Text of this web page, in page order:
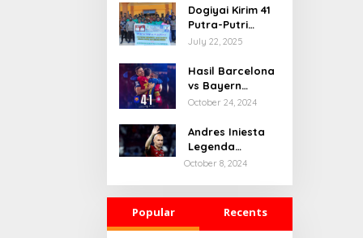
Tebai Resmi
Mulai
Musrenbang
Dogiyai Kirim 41
Putra-Putri
Terbaik ke India
Komitmen Nyata
Bupati Dogiyai
Mencetak
Depan
July 22, 2025
Hasil Barcelona
vs Bayern
Munchen: 4-1
October 24, 2024
Andres Iniesta
Legenda
Barcelona
October 8, 2024
Popular Recents